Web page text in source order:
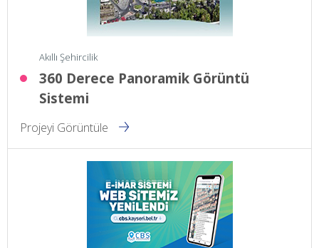
Akıllı Şehircilik
360 Derece Panoramik Görüntü
Sistemi
Projeyi Görüntüle